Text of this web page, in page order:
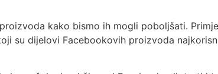
kako bismo ih mogli poboljšati.
su dijelovi Facebookovih proizvoda